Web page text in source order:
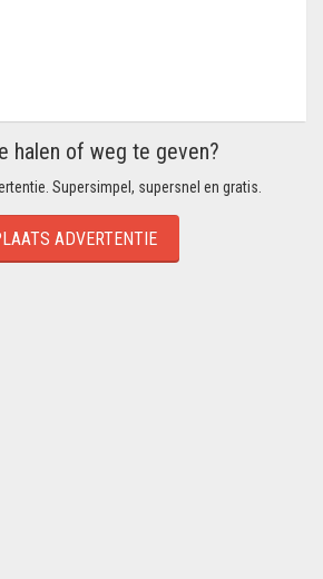
halen of weg te geven?
Supersimpel, supersnel en gratis.
ADVERTENTIE